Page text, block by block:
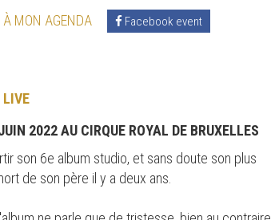
À MON AGENDA Facebook event
LIVE
2022 AU CIRQUE ROYAL DE BRUXELLES
son 6e album studio, et sans doute son plus
de son père il y a deux ans.